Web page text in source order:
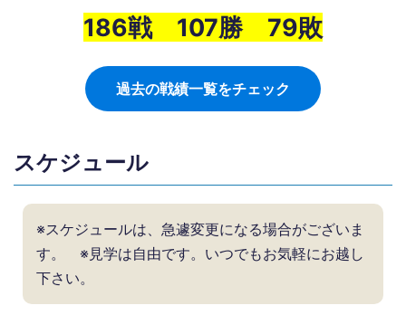
186戦 107勝 79敗
過去の戦績一覧をチェック
スケジュール
※スケジュールは、急遽変更になる場合がございま
す。 ※見学は自由です。いつでもお気軽にお越し
下さい。